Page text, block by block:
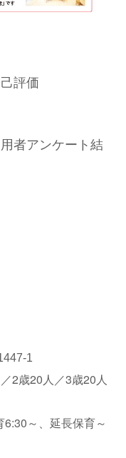
評価
者アンケート結
1
2歳20人／3歳20人
～、延長保育～